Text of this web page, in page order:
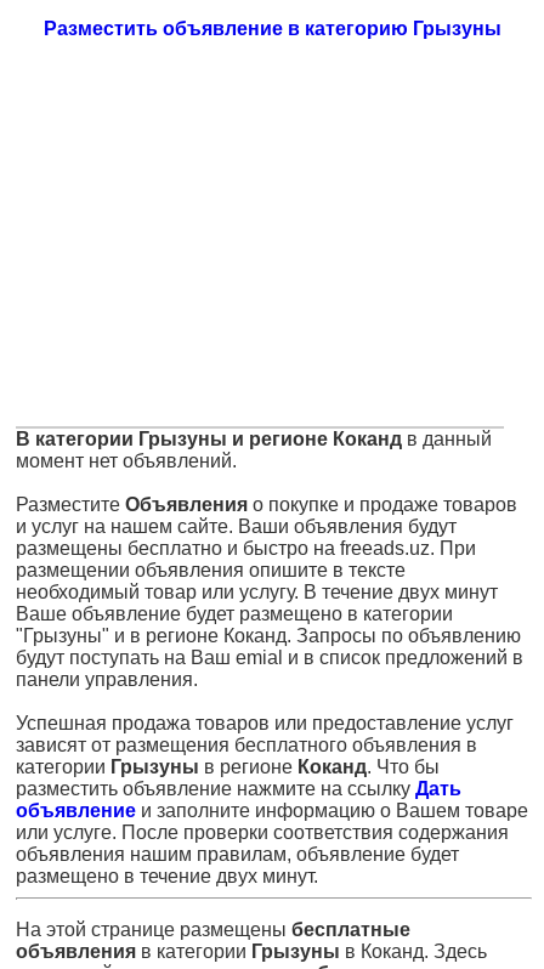
Разместить объявление в категорию Грызуны
В категории Грызуны и регионе Коканд в данный
момент нет объявлений.
Разместите Объявления о покупке и продаже товаров
и услуг на нашем сайте. Ваши объявления будут
размещены бесплатно и быстро на freeads.uz. При
размещении объявления опишите в тексте
необходимый товар или услугу. В течение двух минут
Ваше объявление будет размещено в категории
"Грызуны" и в регионе Коканд. Запросы по объявлению
будут поступать на Ваш emial и в список предложений в
панели управления.
Успешная продажа товаров или предоставление услуг
зависят от размещения бесплатного объявления в
категории Грызуны в регионе Коканд. Что бы
разместить объявление нажмите на ссылку Дать
объявление и заполните информацию о Вашем товаре
или услуге. После проверки соответствия содержания
объявления нашим правилам, объявление будет
размещено в течение двух минут.
На этой странице размещены бесплатные
объявления в категории Грызуны в Коканд. Здесь